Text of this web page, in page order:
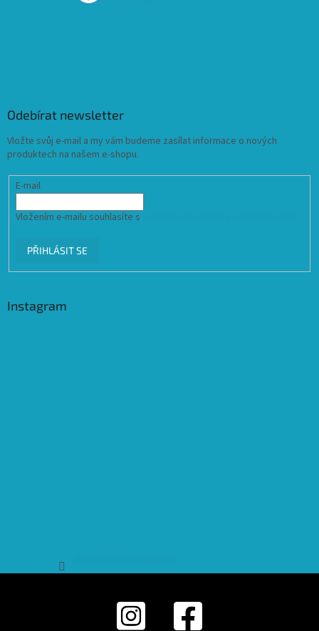
Odebírat newsletter
Vložte svůj e-mail a my vám budeme zasílat informace o nových
produktech na našem e-shopu.
E-mail
Vložením e-mailu souhlasíte s
PŘIHLÁSIT SE
Instagram